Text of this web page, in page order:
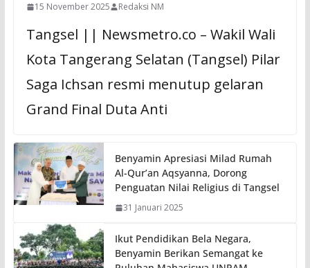
15 November 2025 Redaksi NM
Tangsel || Newsmetro.co – Wakil Wali
Kota Tangerang Selatan (Tangsel) Pilar
Saga Ichsan resmi menutup gelaran
Grand Final Duta Anti
Benyamin Apresiasi Milad Rumah
Al-Qur’an Aqsyanna, Dorong
Penguatan Nilai Religius di Tangsel
31 Januari 2025
Ikut Pendidikan Bela Negara,
Benyamin Berikan Semangat ke